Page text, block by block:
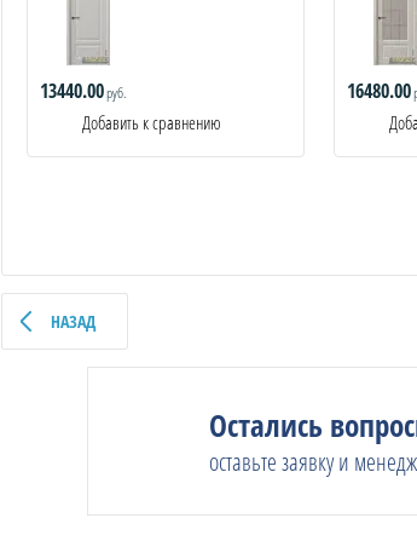
13440.00руб.
Добавить к сравнению
16480.00
НАЗАД
Остались
оставьте заявку и